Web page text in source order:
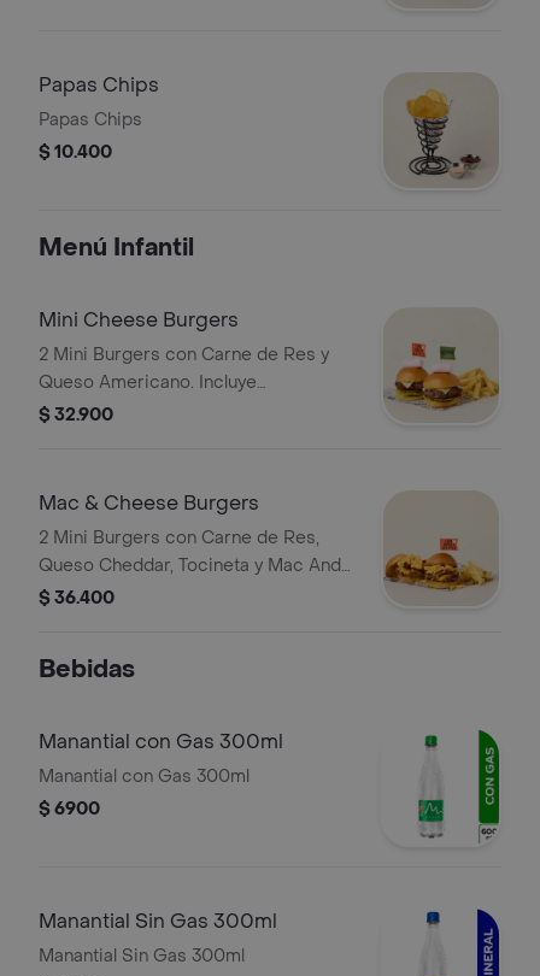
Papas Chips
Papas Chips
$ 10.400
Menú Infantil
Mini Cheese Burgers
2 Mini Burgers con Carne de Res y
Queso Americano. Incluye
Acompañamiento de Papas.
$ 32.900
Mac & Cheese Burgers
2 Mini Burgers con Carne de Res,
Queso Cheddar, Tocineta y Mac And
Cheese. Incluye Acompañamiento de
$ 36.400
Bebidas
Manantial con Gas 300ml
Manantial con Gas 300ml
$ 6900
Manantial Sin Gas 300ml
Manantial Sin Gas 300ml